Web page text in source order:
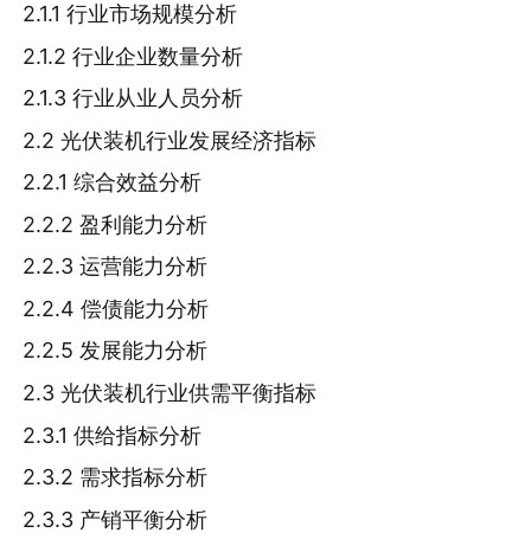
2.1.1 行业市场规模分析
2.1.2 行业企业数量分析
2.1.3 行业从业人员分析
2.2 光伏装机行业发展经济指标
2.2.1 综合效益分析
2.2.2 盈利能力分析
2.2.3 运营能力分析
2.2.4 偿债能力分析
2.2.5 发展能力分析
2.3 光伏装机行业供需平衡指标
2.3.1 供给指标分析
2.3.2 需求指标分析
2.3.3 产销平衡分析